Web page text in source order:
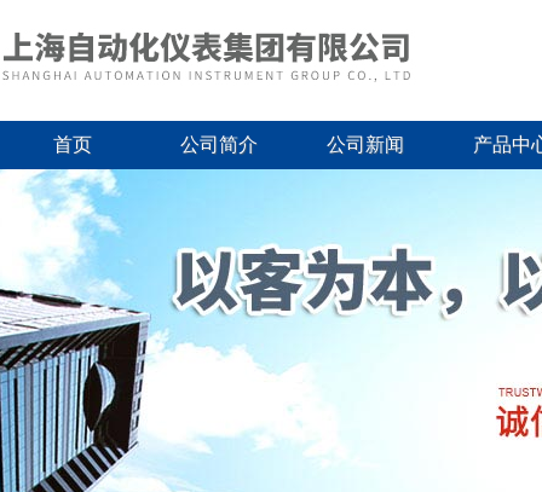
首页 公司简介 公司新闻 产品中